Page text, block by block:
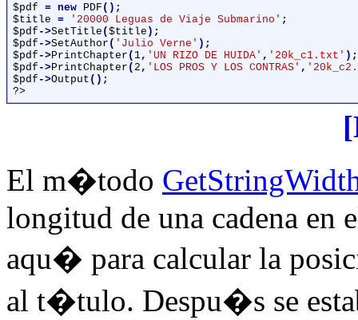
$pdf = new PDF
$title = '20000 Leguas de Viaje Submarino'
$pdf ->SetTitle ( $title
$pdf ->SetAuthor ( 'Julio Verne'
$pdf ->PrintChapter ( 1, 'UN RIZO DE HUIDA' , '20k_c1.txt'
$pdf ->PrintChapter ( 2 , 'LOS PROS Y LOS CONTRAS' ,
$pdf ->Output
?>
El m�todo
longitud de una cadena en
aqu� para calcular la
al t�tulo. Despu�s se